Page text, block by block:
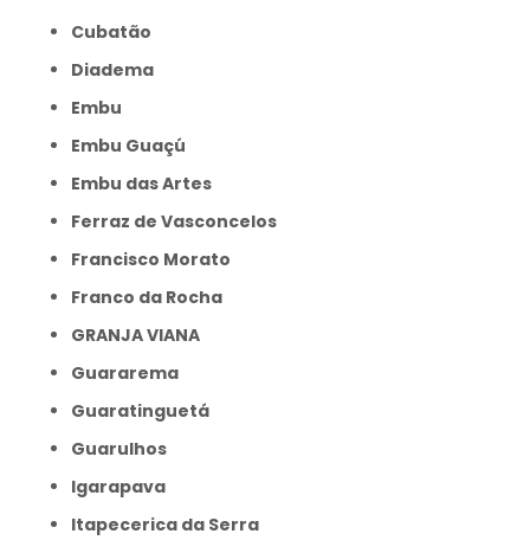
Cubatão
Diadema
Embu
Embu Guaçú
Embu das Artes
Ferraz de Vasconcelos
Francisco Morato
Franco da Rocha
GRANJA VIANA
Guararema
Guaratinguetá
Guarulhos
Igarapava
Itapecerica da Serra